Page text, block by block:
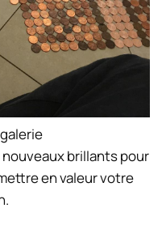
brillants pour
en valeur votre